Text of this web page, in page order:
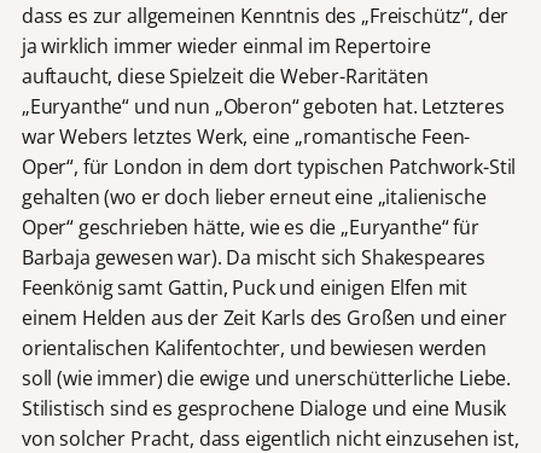
dass es zur allgemeinen Kenntnis des „Freischütz“, der
ja wirklich immer wieder einmal im Repertoire
auftaucht, diese Spielzeit die Weber-Raritäten
„Euryanthe“ und nun „Oberon“ geboten hat. Letzteres
war Webers letztes Werk, eine „romantische Feen-
Oper“, für London in dem dort typischen Patchwork-Stil
gehalten (wo er doch lieber erneut eine „italienische
Oper“ geschrieben hätte, wie es die „Euryanthe“ für
Barbaja gewesen war). Da mischt sich Shakespeares
Feenkönig samt Gattin, Puck und einigen Elfen mit
einem Helden aus der Zeit Karls des Großen und einer
orientalischen Kalifentochter, und bewiesen werden
soll (wie immer) die ewige und unerschütterliche Liebe.
Stilistisch sind es gesprochene Dialoge und eine Musik
von solcher Pracht, dass eigentlich nicht einzusehen ist,